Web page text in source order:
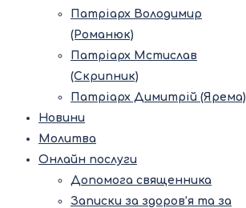
Патріарх Володимир
(Романюк)
Патріарх Мстислав
(Скрипник)
Патріарх Димитрій (Ярема)
Новини
Молитва
Онлайн послуги
Допомога священника
Записки за здоров’я та за